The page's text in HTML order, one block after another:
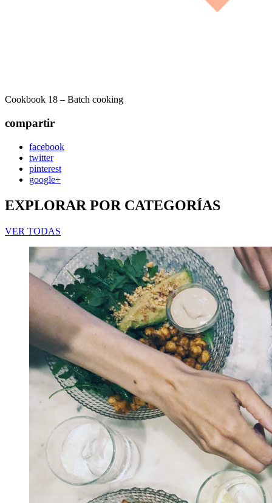
Cookbook 18 – Batch cooking
compartir
facebook
twitter
pinterest
google+
EXPLORAR POR CATEGORÍAS
VER TODAS